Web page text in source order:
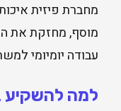
מחברת פיזית
מוסף, מחזקת את
עבודה יומיומי
למה להשקיע